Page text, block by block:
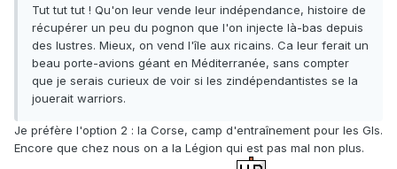
Tut tut tut ! Qu'on leur vende leur indépendance, histoire de
récupérer un peu du pognon que l'on injecte là-bas depuis
des lustres. Mieux, on vend l'île aux ricains. Ca leur ferait un
beau porte-avions géant en Méditerranée, sans compter
que je serais curieux de voir si les zindépendantistes se la
jouerait warriors.
Je préfère l'option 2 : la Corse, camp d'entraînement pour les GIs.
Encore que chez nous on a la Légion qui est pas mal non plus.